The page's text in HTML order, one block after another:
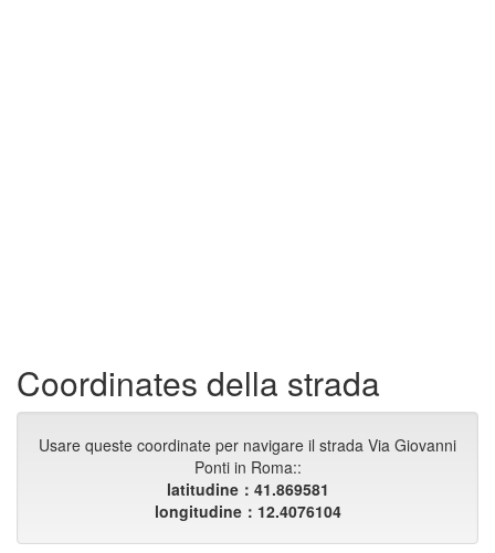
Coordinates della strada
Usare queste coordinate per navigare il strada Via Giovanni
Ponti in Roma::
latitudine：41.869581
longitudine：12.4076104